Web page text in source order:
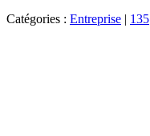
Catégories : Entreprise | 135